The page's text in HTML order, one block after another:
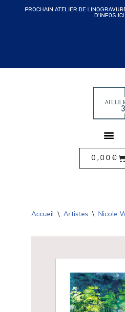
PROCHAIN ATELIER DE
D'INFOS ICI
0,00 €
Accueil \ Artistes \ Nicole